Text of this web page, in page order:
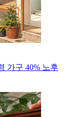
가구 40% 노후